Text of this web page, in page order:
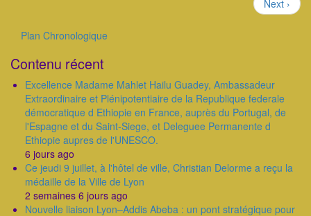
Page
suivante
Next ›
Plan Chronologique
Contenu récent
Excellence Madame Mahlet Hailu Guadey, Ambassadeur
Extraordinaire et Plénipotentiaire de la Republique federale
démocratique d Ethiopie en France, auprès du Portugal, de
l'Espagne et du Saint-Siege, et Deleguee Permanente d
Ethiopie aupres de l'UNESCO.
6 jours ago
Ce jeudi 9 juillet, à l'hôtel de ville, Christian Delorme a reçu la
médaille de la Ville de Lyon
2 semaines 6 jours ago
Nouvelle liaison Lyon–Addis Abeba : un pont stratégique pour